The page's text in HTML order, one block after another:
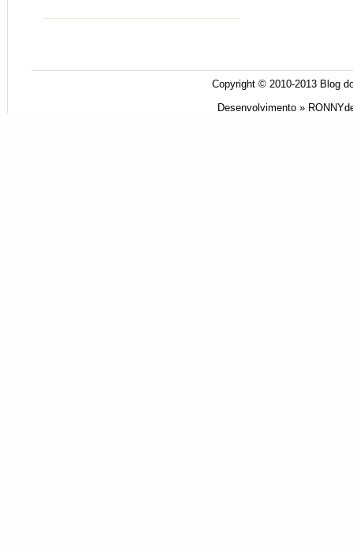
Copyright © 2010-2013 Blog
Desenvolvimento »